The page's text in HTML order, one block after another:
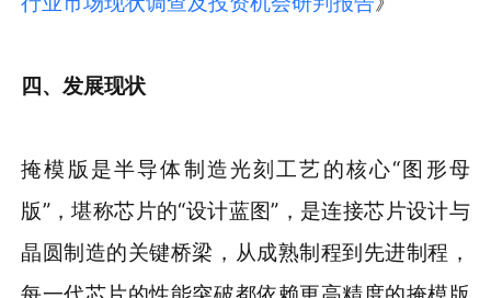
四、发展现状
掩模版是半导体制造光刻工艺的核心“图形母
版”，堪称芯片的“设计蓝图”，是连接芯片设计与
晶圆制造的关键桥梁，从成熟制程到先进制程，